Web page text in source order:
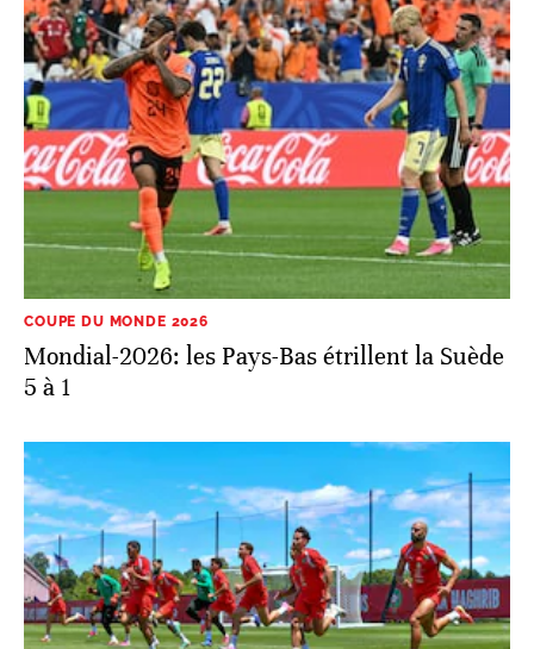
COUPE DU MONDE 2026
Mondial-2026: les Pays-Bas étrillent la Suède
5 à 1